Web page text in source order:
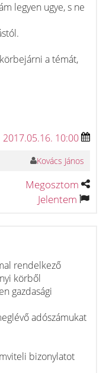
legyen ugye, s ne
a témát,
2017.05.16. 10:00
Kovács János
Megosztom
Jelentem
rendelkező
körből
gazdasági
adószámukat
bizonylatot